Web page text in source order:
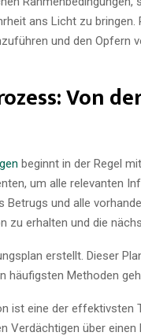
ans Licht zu
und den Opfern
Von
beginnt in der Regel
um alle relevanten
Betrugs und alle
zu erhalten und die
erstellt. Dieser
häufigsten Methoden
ist eine der effektivsten
Verdächtigen über